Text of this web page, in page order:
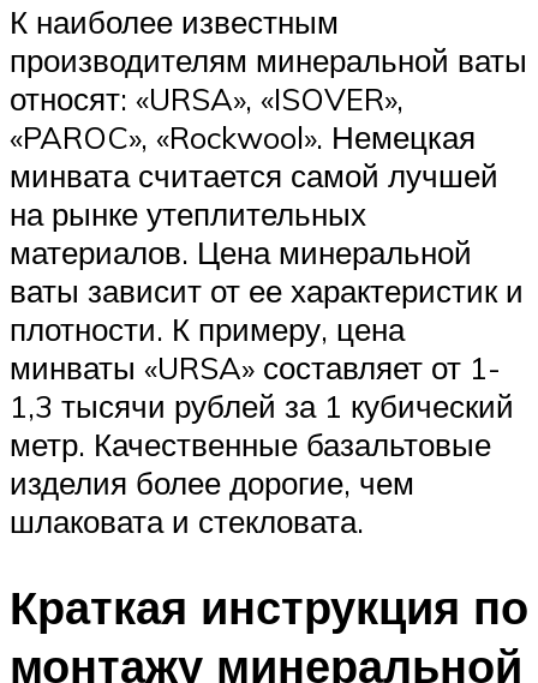
К наиболее известным
производителям минеральной ваты
относят: «URSA», «ISOVER»,
«PAROC», «Rockwool». Немецкая
минвата считается самой лучшей
на рынке утеплительных
материалов. Цена минеральной
ваты зависит от ее характеристик и
плотности. К примеру, цена
минваты «URSA» составляет от 1-
1,3 тысячи рублей за 1 кубический
метр. Качественные базальтовые
изделия более дорогие, чем
шлаковата и стекловата.
Краткая инструкция по
монтажу минеральной